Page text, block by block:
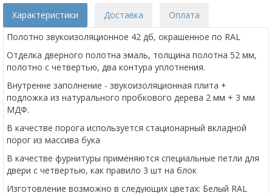
Характеристики Доставка
Оплата
Полотно звукоизоляционное 42 дб, окрашенное по RAL
Отделка дверного полотна эмаль, толщина полотна 52 мм,
полотно с четвертью, два контура уплотнения.
Внутренне заполнение - звукоизоляционная плита +
подложка из натурального пробкового дерева 2 мм + 3 мм
МДФ.
В качестве порога используется стационарный вкладной
порог из массива бука
В качестве фурнитуры применяются специальные петли для
двери с четвертью, как правило 3 шт на блок
Изготовление возможно в следующих цветах: Белый RAL